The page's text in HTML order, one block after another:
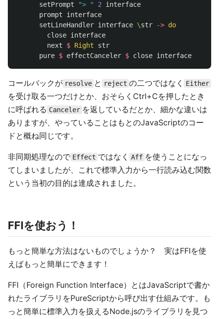
setPrompt
"> " 2
interface
prompt
interface
setLineHandler interface \str -> do
close interface
next
$ Right
str
pure $ effectCanceler $ close interface
コールバックが resolve と reject の二つではなく Either
を受け取る一つだけとか、おそらくCtrl+Cを押したとき
に呼ばれる Canceler を返しているだとか、細かな違いは
ありますが、やっていることはもとのJavaScriptのコー
ドと概ね同じです。
非同期処理なので Effect ではなく Aff を使うことになっ
てしまいましたが、これで標準入力から一行読み込む関数
という当初の目的は達成されました。
FFIを使おう！
もっと簡単な方法はないものでしょうか？ 実はFFIを使
えばもっと簡単にできます！
FFI（Foreign Function Interface）とはJavaScriptで書か
れたライブラリをPureScriptから呼び出す仕組みです。も
っと簡単に標準入力を扱えるNode.jsのライブラリを見つ